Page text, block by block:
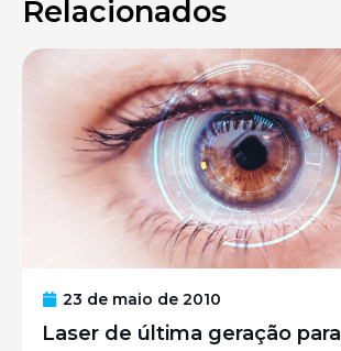
Relacionados
23 de maio de 2010
Laser de última geração para